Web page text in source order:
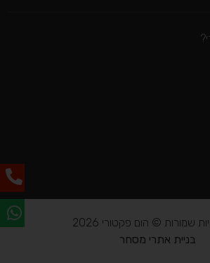
שמורות © הום פקטורי 2026
בניית אתרי מסחר